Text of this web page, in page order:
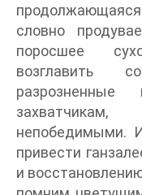
словно
поросшее
возглавить
непобедимыми.
привести
и